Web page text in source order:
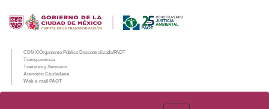
CDMX/Organismo Público Descentralizado/PAOT
Transparencia
Trámites y Servicios
Atención Ciudadana
Web e-mail PAOT